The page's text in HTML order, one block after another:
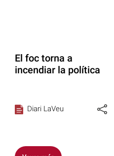
El foc torna a
incendiar la política
Diari LaVeu